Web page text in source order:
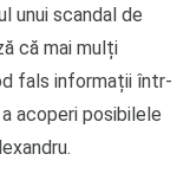
unui scandal de
că mai mulți
fals informații într-
acoperi posibilele